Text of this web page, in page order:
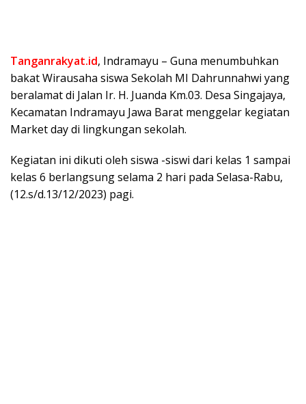
Tanganrakyat.id, Indramayu – Guna menumbuhkan
bakat Wirausaha siswa Sekolah MI Dahrunnahwi yang
beralamat di Jalan Ir. H. Juanda Km.03. Desa Singajaya,
Kecamatan Indramayu Jawa Barat menggelar kegiatan
Market day di lingkungan sekolah.
Kegiatan ini dikuti oleh siswa -siswi dari kelas 1 sampai
kelas 6 berlangsung selama 2 hari pada Selasa-Rabu,
(12.s/d.13/12/2023) pagi.